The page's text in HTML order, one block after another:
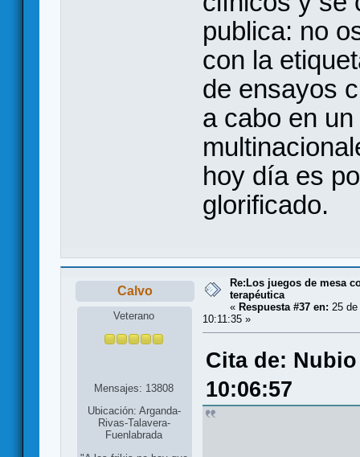
publica: no
con la
de ensayos
a cabo en
hoy día es
glorificado.
Calvo
Veterano
Mensajes: 13808
Ubicación: Arganda-
Rivas-Talavera-
Fuenlabrada
Re:Los juegos de mesa
terapéutica
« Respuesta #37 en: 25
10:11:35 »
Cita de:
10:06:57